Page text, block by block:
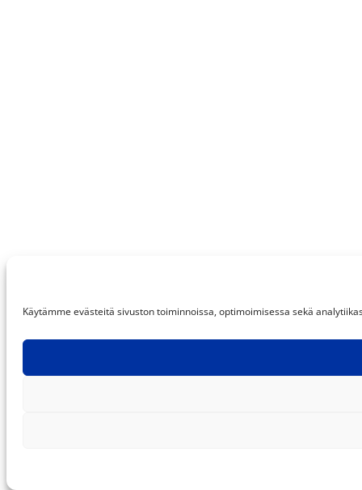
Käytämme evästeitä sivuston toiminnoissa, optimoimisessa sekä